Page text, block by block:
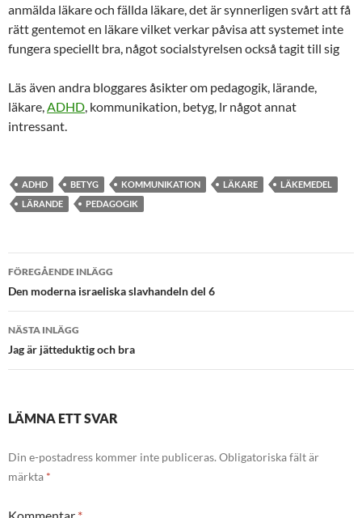
anmälda läkare och fällda läkare, det är synnerligen svårt att få
rätt gentemot en läkare vilket verkar påvisa att systemet inte
fungera speciellt bra, något socialstyrelsen också tagit till sig
Läs även andra bloggares åsikter om pedagogik, lärande,
läkare,ADHD, kommunikation, betyg, lr något annat
intressant.
ADHD BETYG KOMMUNIKATION LÄKARE
LÄKEMEDEL
LÄRANDE
PEDAGOGIK
Inläggsnavigering
FÖREGÅENDE INLÄGG
Den moderna israeliska slavhandeln del 6
NÄSTA INLÄGG
Jag är jätteduktig och bra
LÄMNA ETT SVAR
Din e-postadress kommer inte publiceras. Obligatoriska fält är
märkta *